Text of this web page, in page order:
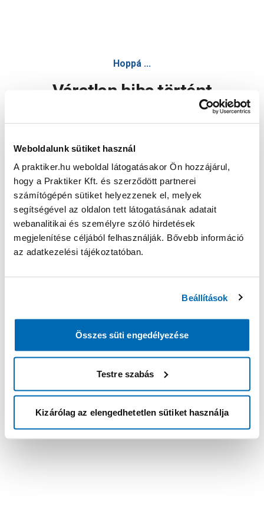
Weboldalunk sütiket használ
A praktiker.hu weboldal látogatásakor Ön hozzájárul,
hogy a Praktiker Kft. és szerződött partnerei
számítógépén sütiket helyezzenek el, melyek
segítségével az oldalon tett látogatásának adatait
webanalitikai és személyre szóló hirdetések
megjelenítése céljából felhasználják. Bővebb információ
az adatkezelési tájékoztatóban.
Beállítások
Összes süti engedélyezése
Testre szabás
Kizárólag az elengedhetetlen sütiket használja
Hoppá ...
Váratlan hiba történt
Oldal újratöltése